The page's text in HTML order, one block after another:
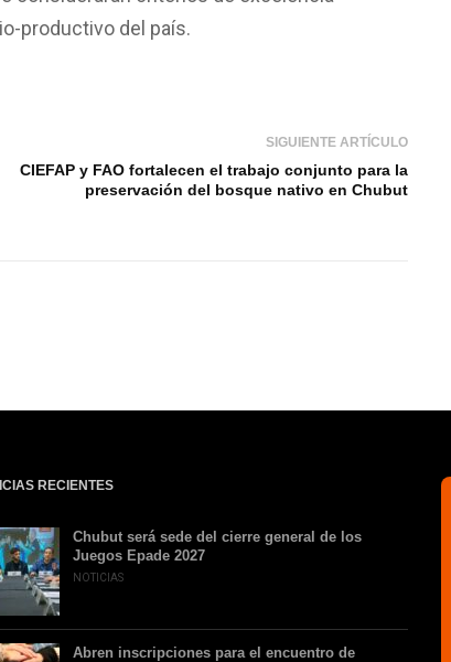
productivo del país.
SIGUIENTE ARTÍCULO
CIEFAP y FAO fortalecen el trabajo conjunto para la
preservación del bosque nativo en Chubut
RECIENTES
Chubut será sede del cierre general de los
Juegos Epade 2027
NOTICIAS
Abren inscripciones para el encuentro de